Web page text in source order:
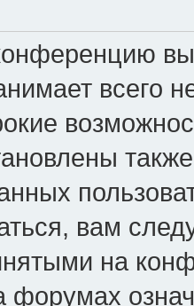
всего
вам
на
форумах